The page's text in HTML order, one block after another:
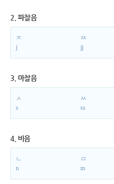
2. 파찰음
ㅈ
j
ㅉ
jj
3. 마찰음
ㅅ
s
ㅆ
ss
4. 비음
ㄴ
n
ㅁ
m